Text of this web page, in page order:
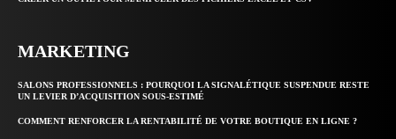
MARKETING
SALONS PROFESSIONNELS : POURQUOI LA SIGNALÉTIQUE SUSPENDUE RESTE
UN LEVIER D’ACQUISITION SOUS-ESTIMÉ
COMMENT RENFORCER LA RENTABILITÉ DE VOTRE BOUTIQUE EN LIGNE ?